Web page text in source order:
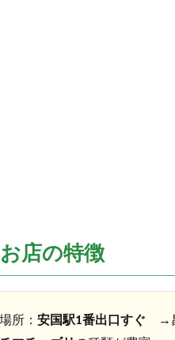
お店の特徴
場所： 安国駅1番出口すぐ →